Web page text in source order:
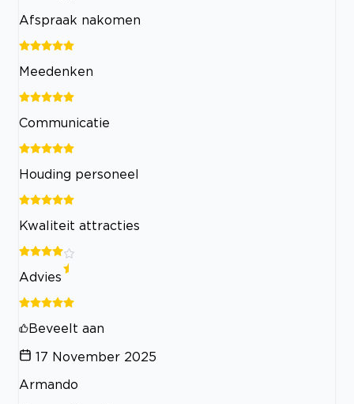
Afspraak nakomen
Meedenken
Communicatie
Houding personeel
Kwaliteit attracties
Advies
Beveelt aan
17 November 2025
Armando